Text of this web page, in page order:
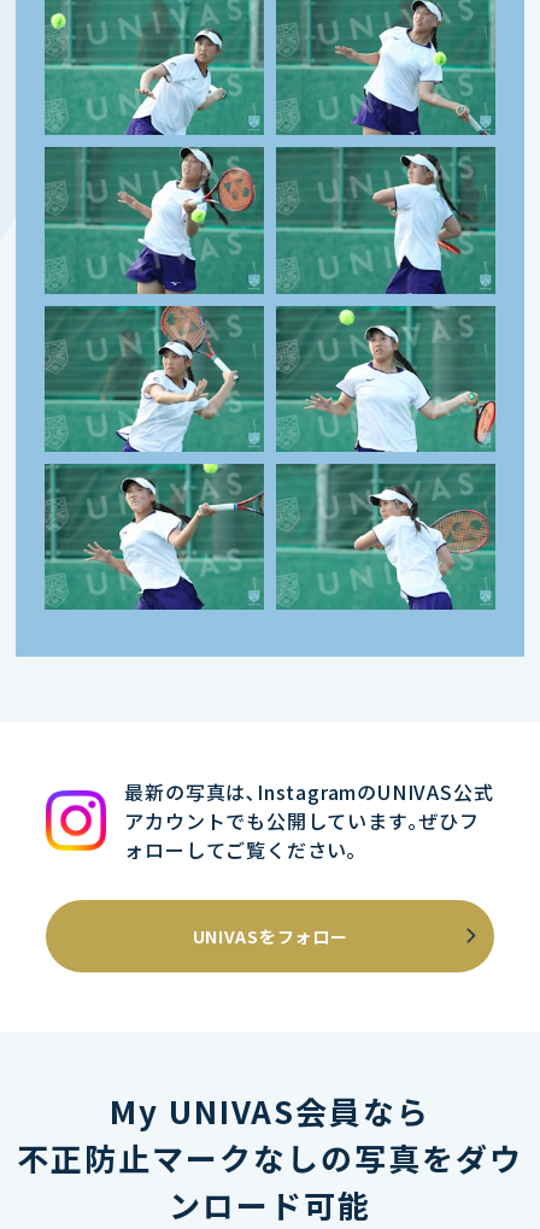
最新の写真は､InstagramのUNIVAS公式
アカウントでも公開しています｡ぜひフ
ォローしてご覧ください｡
UNIVASをフォロー
My UNIVAS会員なら
不正防止マークなしの写真をダウ
ンロード可能